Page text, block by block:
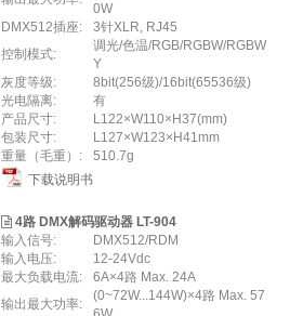
0W
DMX512插座:
3针XLR, RJ45
控制模式:
调光/色温/RGB/RGBW/RGBW
Y
灰度等级:
8bit(256级)/16bit(65536级)
光电隔离:
有
产品尺寸:
L122×W110×H37(mm)
包装尺寸:
L127×W123×H41mm
重量（毛重）:
510.7g
下载说明书
4路 DMX解码驱动器 LT-904
输入信号:
DMX512/RDM
输入电压:
12-24Vdc
最大负载电流:
6A×4路 Max. 24A
输出最大功率:
(0~72W...144W)×4路 Max. 57